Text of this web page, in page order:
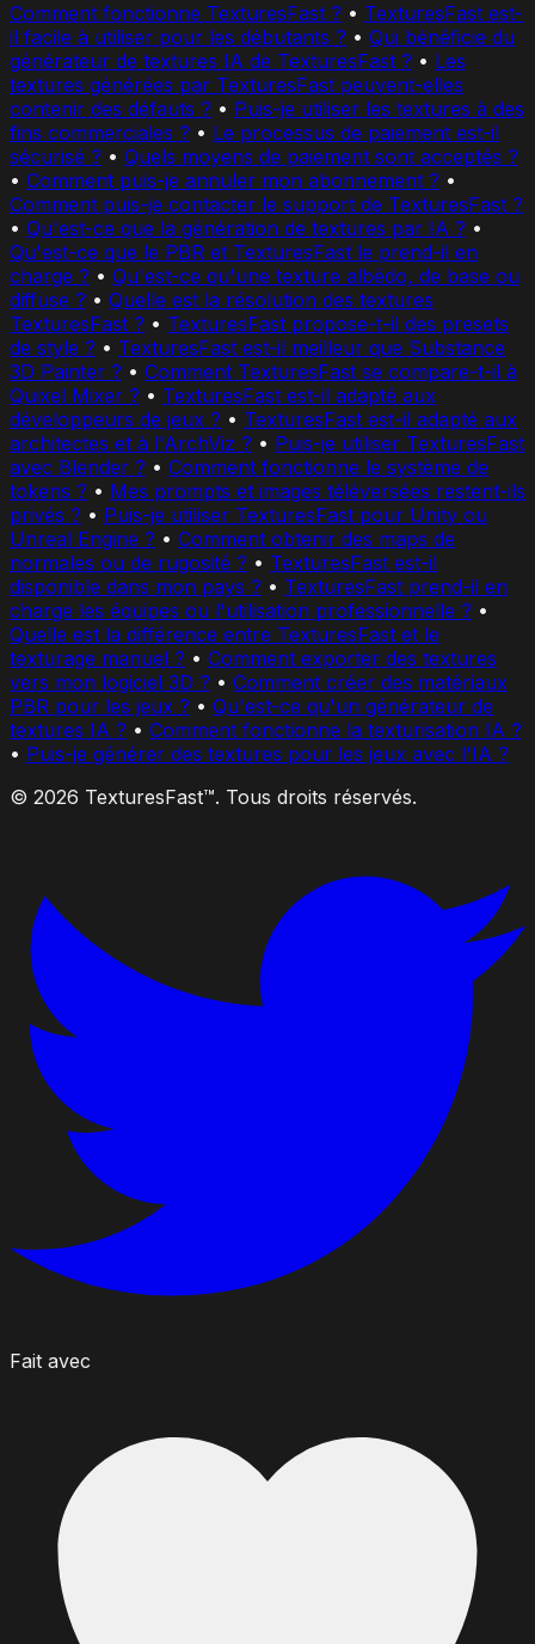
Comment fonctionne TexturesFast ? • TexturesFast est-
il facile à utiliser pour les débutants ? • Qui bénéficie du
générateur de textures IA de TexturesFast ? • Les
textures générées par TexturesFast peuvent-elles
contenir des défauts ? • Puis-je utiliser les textures à des
fins commerciales ? • Le processus de paiement est-il
sécurisé ? • Quels moyens de paiement sont acceptés ?
• Comment puis-je annuler mon abonnement ? •
Comment puis-je contacter le support de TexturesFast ?
• Qu'est-ce que la génération de textures par IA ? •
Qu'est-ce que le PBR et TexturesFast le prend-il en
charge ? • Qu'est-ce qu'une texture albédo, de base ou
diffuse ? • Quelle est la résolution des textures
TexturesFast ? • TexturesFast propose-t-il des presets
de style ? • TexturesFast est-il meilleur que Substance
3D Painter ? • Comment TexturesFast se compare-t-il à
Quixel Mixer ? • TexturesFast est-il adapté aux
développeurs de jeux ? • TexturesFast est-il adapté aux
architectes et à l'ArchViz ? • Puis-je utiliser TexturesFast
avec Blender ? • Comment fonctionne le système de
tokens ? • Mes prompts et images téléversées restent-ils
privés ? • Puis-je utiliser TexturesFast pour Unity ou
Unreal Engine ? • Comment obtenir des maps de
normales ou de rugosité ? • TexturesFast est-il
disponible dans mon pays ? • TexturesFast prend-il en
charge les équipes ou l'utilisation professionnelle ? •
Quelle est la différence entre TexturesFast et le
texturage manuel ? • Comment exporter des textures
vers mon logiciel 3D ? • Comment créer des matériaux
PBR pour les jeux ? • Qu'est-ce qu'un générateur de
textures IA ? • Comment fonctionne la texturisation IA ?
• Puis-je générer des textures pour les jeux avec l'IA ?
© 2026 TexturesFast™. Tous droits réservés.
Fait avec